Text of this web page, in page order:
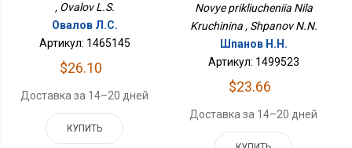
, Ovalov L.S.
Овалов Л.С.
Артикул: 1465145
$26.10
Доставка за 14–20 дней
КУПИТЬ
Novye prikliucheniia Nila
Kruchinina , Shpanov N.N.
Шпанов Н.Н.
Артикул: 1499523
$23.66
Доставка за 14–20 дней